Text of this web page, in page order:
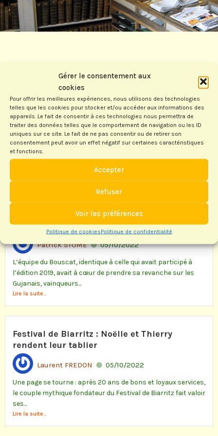
Gérer le consentement aux
cookies
Pour offrir les meilleures expériences, nous utilisons des technologies
telles que les cookies pour stocker et/ou accéder aux informations des
appareils. Le fait de consentir à ces technologies nous permettra de
traiter des données telles que le comportement de navigation ou les ID
uniques sur ce site. Le fait de ne pas consentir ou de retirer son
consentement peut avoir un effet négatif sur certaines caractéristiques
et fonctions.
Accepter
Refuser
Voir les préférences
Politique de cookiesPolitique de confidentialité
Archive articles 2019-2020
SFS à Sare
Thierry BAYLE 05/10/2022
Interclubs Classique
Patrick STOME 05/10/2022
L’équipe du Bouscat, identique à celle qui avait participé à
l’édition 2019, avait à cœur de prendre sa revanche sur les
Gujanais, vainqueurs...
Lire la suite...
Festival de Biarritz : Noëlle et Thierry
rendent leur tablier
Laurent FREDON 05/10/2022
Une page se tourne : après 20 ans de bons et loyaux services,
le couple mythique fondateur du Festival de Biarritz fait valoir
ses...
Lire la suite...